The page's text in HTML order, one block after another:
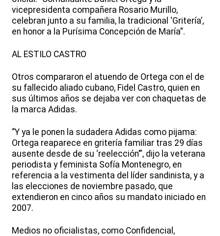
vicepresidenta compañera Rosario Murillo,
celebran junto a su familia, la tradicional ‘Gritería’,
en honor a la Purísima Concepción de María”.
AL ESTILO CASTRO
Otros compararon el atuendo de Ortega con el de
su fallecido aliado cubano, Fidel Castro, quien en
sus últimos años se dejaba ver con chaquetas de
la marca Adidas.
“Y ya le ponen la sudadera Adidas como pijama:
Ortega reaparece en gritería familiar tras 29 días
ausente desde de su ‘reelección’”, dijo la veterana
periodista y feminista Sofía Montenegro, en
referencia a la vestimenta del líder sandinista, y a
las elecciones de noviembre pasado, que
extendieron en cinco años su mandato iniciado en
2007.
Medios no oficialistas, como Confidencial,